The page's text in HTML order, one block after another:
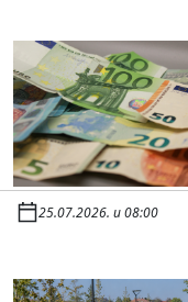
25.07.2026. u 08:00